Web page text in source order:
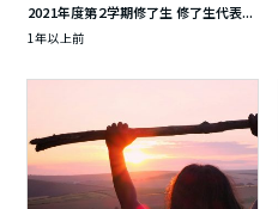
2021年度第２学期修了生 修了生代表...
1年以上前